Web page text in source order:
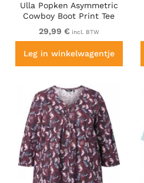
Ulla Popken Asymmetric
Cowboy Boot Print Tee
Black
29,99 € incl. BTW
Leg in winkelwagentje